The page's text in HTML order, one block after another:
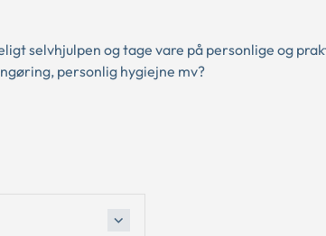
selvhjulpen og tage vare på personlige og
personlig hygiejne mv?